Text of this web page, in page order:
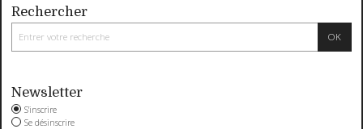
Rechercher
Newsletter
S'inscrire
Se désinscrire